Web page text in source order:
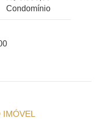
Condomínio
IMÓVEL